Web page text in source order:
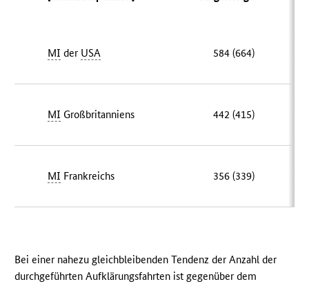
MI der USA 584 (664)
MI Großbritanniens 442 (415)
MI Frankreichs 356 (339)
Bei einer nahezu gleichbleibenden Tendenz der Anzahl der
durchgeführten Aufklärungsfahrten ist gegenüber dem